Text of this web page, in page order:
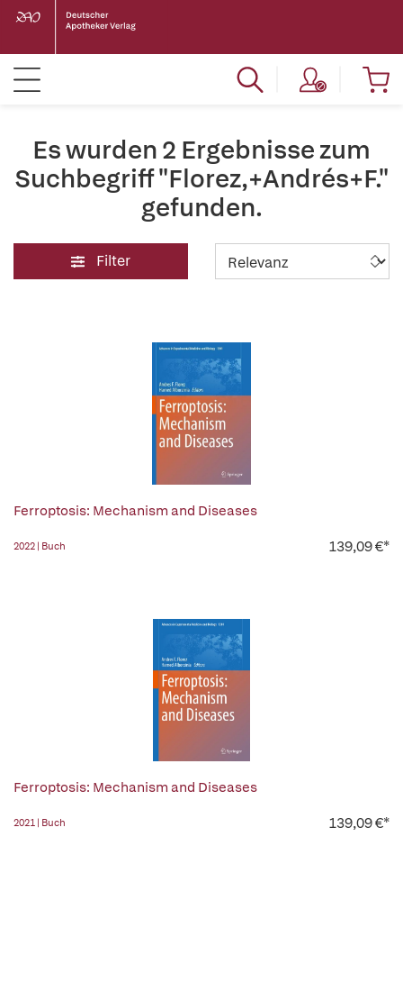
Es wurden 2 Ergebnisse zum
Suchbegriff "Florez,+Andrés+F."
gefunden.
Filter
Ferroptosis: Mechanism and Diseases
2022 | Buch 139,09 €*
Ferroptosis: Mechanism and Diseases
2021 | Buch 139,09 €*